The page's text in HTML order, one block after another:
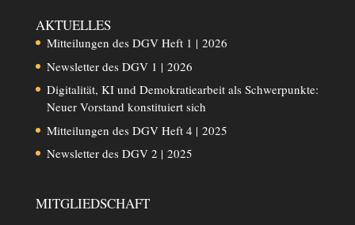
AKTUELLES
Mitteilungen des DGV Heft 1 | 2026
Newsletter des DGV 1 | 2026
Digitalität, KI und Demokratiearbeit als Schwerpunkte:
Neuer Vorstand konstituiert sich
Mitteilungen des DGV Heft 4 | 2025
Newsletter des DGV 2 | 2025
MITGLIEDSCHAFT